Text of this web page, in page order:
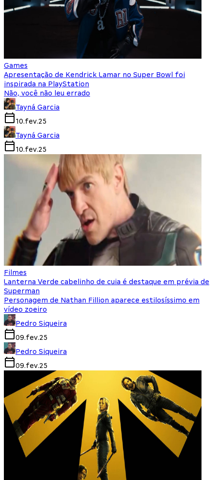
Games
Apresentação de Kendrick Lamar no Super Bowl foi
inspirada na PlayStation
Não, você não leu errado
Tayná Garcia
10.fev.25
Tayná Garcia
10.fev.25
Filmes
Lanterna Verde cabelinho de cuia é destaque em prévia de
Superman
Personagem de Nathan Fillion aparece estilosíssimo em
vídeo zoeiro
Pedro Siqueira
09.fev.25
Pedro Siqueira
09.fev.25